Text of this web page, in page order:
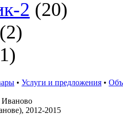
2 (20)
(2)
• Услуги и предложения •
Иваново
2012-2015